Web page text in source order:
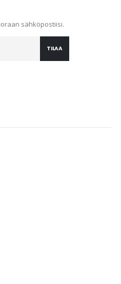
sähköpostiisi.
TILAA